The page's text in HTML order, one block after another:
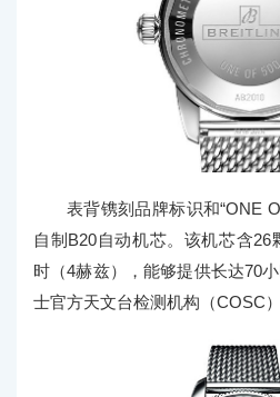
表背镌刻品牌标识和“ONE
自制B20自动机芯。该机芯含26
时（4赫兹），能够提供长达70
士官方天文台检测机构（COSC